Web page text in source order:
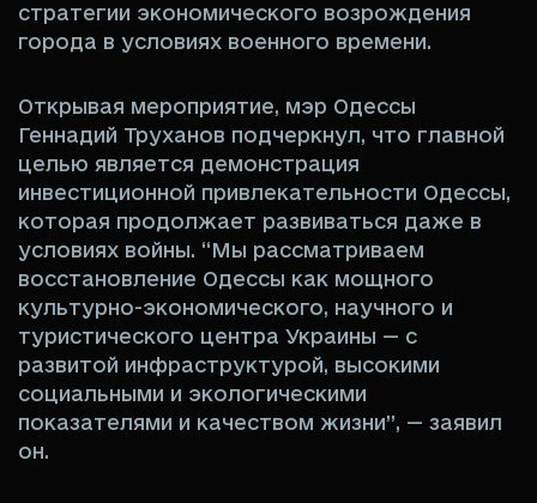
стратегии экономического возрождения
города в условиях военного времени.
Открывая мероприятие, мэр Одессы
Геннадий Труханов подчеркнул, что главной
целью является демонстрация
инвестиционной привлекательности Одессы,
которая продолжает развиваться даже в
условиях войны. “Мы рассматриваем
восстановление Одессы как мощного
культурно-экономического, научного и
туристического центра Украины — с
развитой инфраструктурой, высокими
социальными и экологическими
показателями и качеством жизни”, — заявил
он.